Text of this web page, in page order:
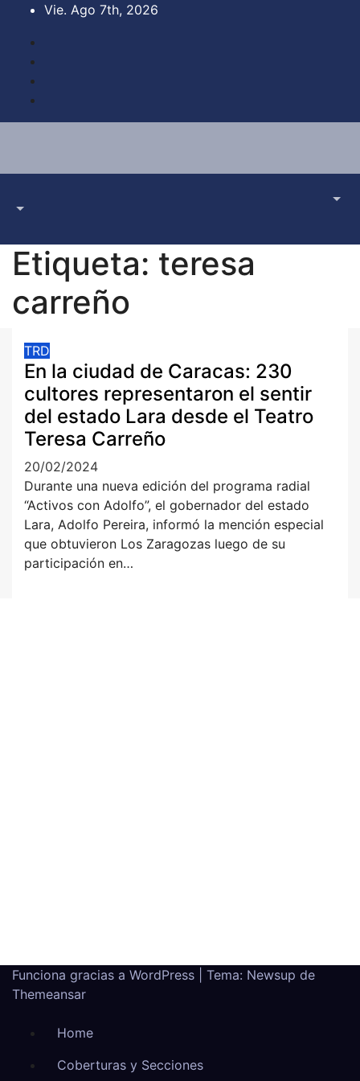
Saltar
contenido
Vie. Ago 7th, 2026
Etiqueta: teresa
carreño
TRD
En la ciudad de Caracas: 230
cultores representaron el sentir
del estado Lara desde el Teatro
Teresa Carreño
20/02/2024
Durante una nueva edición del programa radial
“Activos con Adolfo”, el gobernador del estado
Lara, Adolfo Pereira, informó la mención especial
que obtuvieron Los Zaragozas luego de su
participación en…
Funciona gracias a WordPress
Tema: Newsup de
Themeansar
Home
Coberturas y Secciones